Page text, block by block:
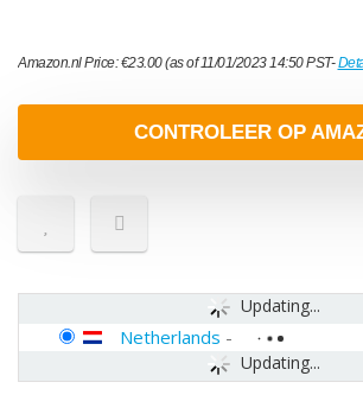
Amazon.nl Price:€23.00(as of 11/01/2023 14:50 PST-
CONTROLEER OP
Updating...
Updating...
Netherlands -